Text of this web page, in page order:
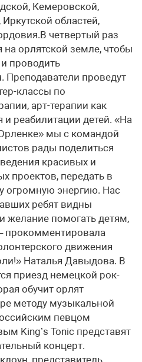
Кемеровской,
областей,
четвертый раз
орлятской земле, чтобы
проводить
Преподаватели проведут
классы по
арт-терапии как
реабилитации детей. «На
мы с командой
рады поделиться
красивых и
проектов, передать в
огромную энергию. Нас
ребят видны
желание помогать детям,
прокомментировала
движения
Наталья Давыдова. В
приезд немецкой рок-
обучит орлят
методу музыкальной
певцом
King’s Tonic представят
концерт.
представитель